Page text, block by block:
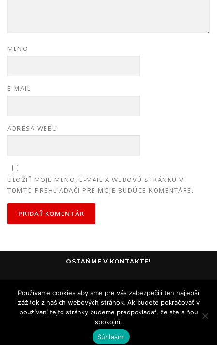
MENO
E-MAIL
ADRESA WEBU
ULOŽIŤ MOJE MENO, E-MAIL A WEBOVÚ STRÁNKU V
TOMTO PREHLIADAČI PRE MOJE BUDÚCE KOMENTÁRE.
OSTAŇME V KONTAKTE!
Všetky práva vyhradené - Collosseum Club Košice - 2005-2020
Používame cookies aby sme pre vás zabezpečili ten najlepší
zážitok z našich webových stránok. Ak budete pokračovať v
používaní tejto stránky budeme predpokladať, že ste s ňou
spokojní.
Súhlasím